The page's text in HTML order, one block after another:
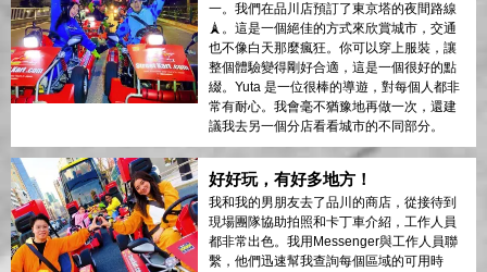
一。我們在品川店預訂了東京塔的夜間路線
🗼。這是一個絕佳的方式來欣賞城市，交通
也不像白天那麼瘋狂。你可以穿上服裝，讓
整個體驗變得剛好合適，這是一個很好的點
綴。Yuta 是一位很棒的導遊，對每個人都非
常有耐心。我會毫不猶豫地再做一次，還建
議我去另一個分店看看城市的不同部分。
好好玩，有好多地方！
我和我的男朋友去了品川的商店，從接待到
現場團隊協助拍照和卡丁車介紹，工作人員
都非常出色。我用Messenger與工作人員聯
繫，他們迅速幫我查詢每個區域的可用時